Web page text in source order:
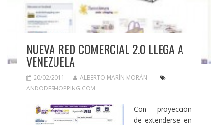
NUEVA RED COMERCIAL 2.0 LLEGA A
VENEZUELA
20/02/2011
ALBERTO MARÍN MORÁN
ANDODESHOPPING.COM
Con proyección
de extenderse en